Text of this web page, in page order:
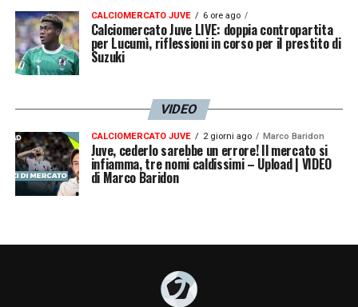
CALCIOMERCATO JUVE 6 ore ago
Calciomercato Juve LIVE: doppia contropartita
per Lucumì, riflessioni in corso per il prestito di
Suzuki
VIDEO
CALCIOMERCATO JUVE 2 giorni ago Marco Baridon
Juve, cederlo sarebbe un errore! Il mercato si
infiamma, tre nomi caldissimi – Upload | VIDEO
di Marco Baridon